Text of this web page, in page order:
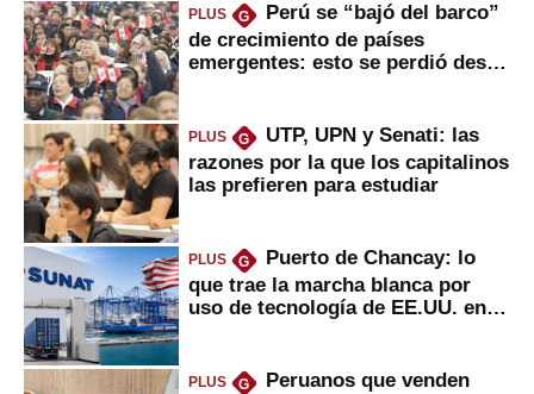
PLUS G
Perú se “bajó del barco”
de crecimiento de países
emergentes: esto se perdió desde
PLUS G
UTP, UPN y Senati: las
razones por la que los capitalinos
las prefieren para estudiar
PLUS G
Puerto de Chancay: lo
que trae la marcha blanca por
uso de tecnología de EE.UU. en
PLUS G
Peruanos que venden